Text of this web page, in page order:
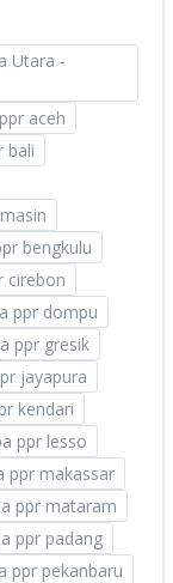
Utara -
aceh
bali
bengkulu
cirebon
ppr dompu
ppr gresik
jayapura
kendari
ppr lesso
ppr makassar
ppr mataram
ppr padang
ppr pekanbaru